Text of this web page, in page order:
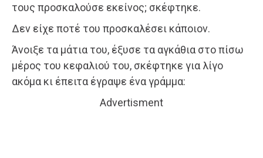
τους προσκαλούσε εκείνος; σκέφτηκε.
Δεν είχε ποτέ του προσκαλέσει κάποιον.
Άνοιξε τα μάτια του, έξυσε τα αγκάθια στο πίσω
μέρος του κεφαλιού του, σκέφτηκε για λίγο
ακόμα κι έπειτα έγραψε ένα γράμμα:
Advertisment